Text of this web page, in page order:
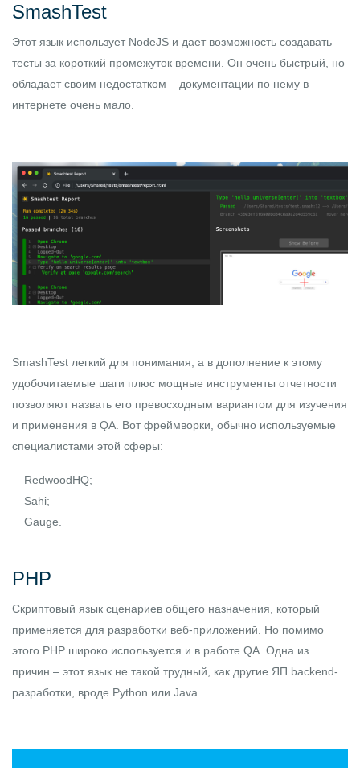
SmashTest
Этот язык использует NodeJS и дает возможность создавать
тесты за короткий промежуток времени. Он очень быстрый, но
обладает своим недостатком – документации по нему в
интернете очень мало.
SmashTest легкий для понимания, а в дополнение к этому
удобочитаемые шаги плюс мощные инструменты отчетности
позволяют назвать его превосходным вариантом для изучения
и применения в QA. Вот фреймворки, обычно используемые
специалистами этой сферы:
RedwoodHQ;
Sahi;
Gauge.
PHP
Скриптовый язык сценариев общего назначения, который
применяется для разработки веб-приложений. Но помимо
этого PHP широко используется и в работе QA. Одна из
причин – этот язык не такой трудный, как другие ЯП backend-
разработки, вроде Python или Java.